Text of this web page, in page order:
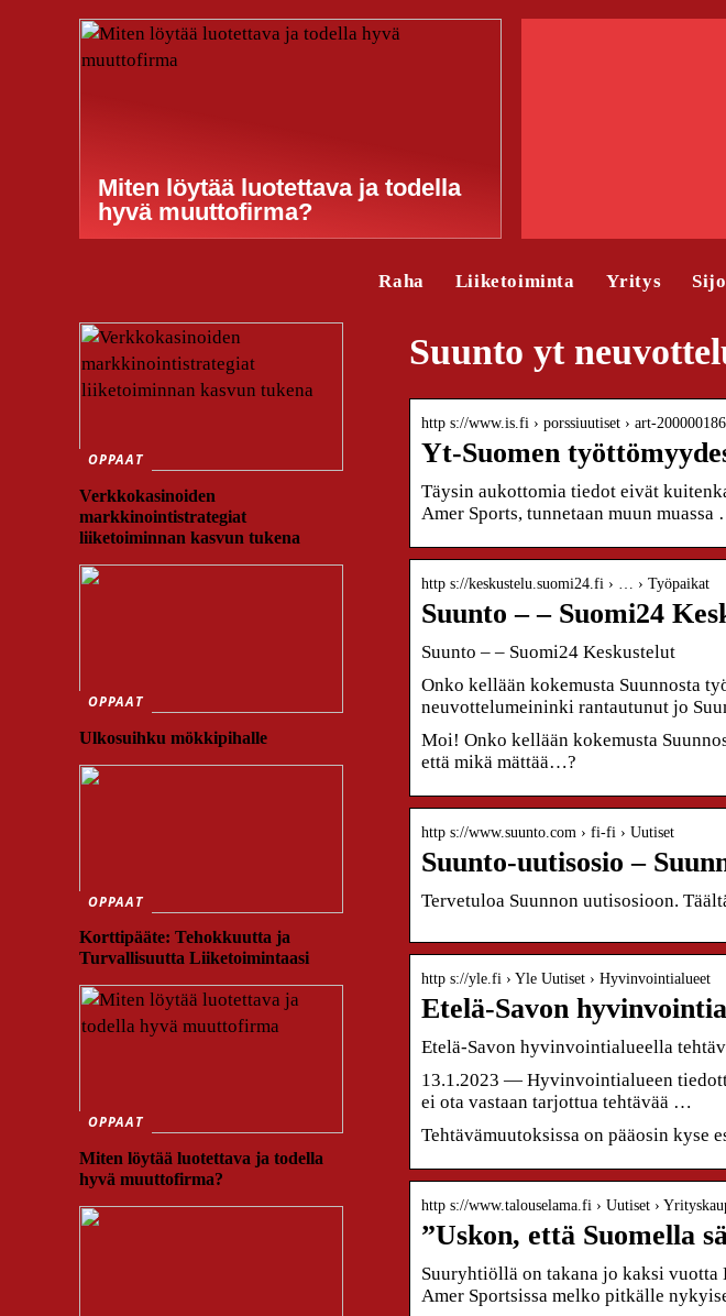
Miten löytää luotettava ja todella
hyvä muuttofirma?
Raha Liiketoiminta Yritys
Suunto yt
http s://www.is.fi › porssiuutiset › art-
Yt-Suomen
Täysin aukottomia tiedot eivät
Amer Sports, tunnetaan muun muassa
http s://keskustelu.suomi24.fi › … › Työpaikat
Suunto – – Suomi24
Suunto – – Suomi24 Keskustelut
Onko kellään kokemusta Suunnosta
neuvottelumeininki rantautunut jo
Moi! Onko kellään kokemusta
että mikä mättää…?
http s://www.suunto.com › fi-fi › Uutiset
Suunto-uutisosio –
Tervetuloa Suunnon uutisosioon.
http s://yle.fi › Yle Uutiset › Hyvinvointialueet
Etelä-Savon
Etelä-Savon hyvinvointialueella
13.1.2023 — Hyvinvointialueen
ei ota vastaan tarjottua tehtävää …
Tehtävämuutoksissa on pääosin kyse
http s://www.talouselama.fi › Uutiset ›
”Uskon, että Suomella
Suuryhtiöllä on takana jo kaksi
Amer Sportsissa melko pitkälle
OPPAAT
Verkkokasinoiden
markkinointistrategiat
liiketoiminnan kasvun tukena
OPPAAT
Ulkosuihku mökkipihalle
OPPAAT
Korttipääte: Tehokkuutta ja
Turvallisuutta Liiketoimintaasi
OPPAAT
Miten löytää luotettava ja todella
hyvä muuttofirma?